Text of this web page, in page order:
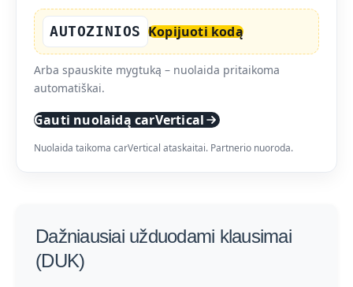
AUTOZINIOS Kopijuoti kodą
Arba spauskite mygtuką – nuolaida pritaikoma
automatiškai.
Gauti nuolaidą carVertical
Nuolaida taikoma carVertical ataskaitai. Partnerio nuoroda.
Dažniausiai užduodami klausimai
(DUK)